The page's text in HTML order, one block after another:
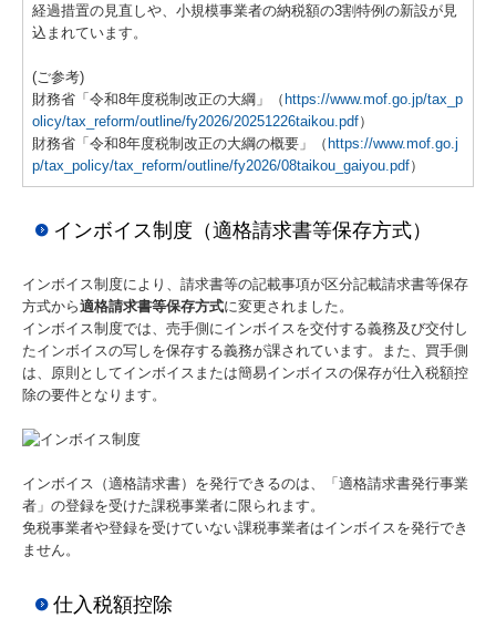
☆FX4 クラウドのご紹介
☆e21まいスターのご紹介
これまで開催したセミナー
お問合せ
関連リンク
リンク集
経過措置の見直しや、小規模事業者の納税額の3割特例の新設が見
込まれています。
(ご参考)
財務省「令和8年度税制改正の大綱」（https://www.mof.go.jp/tax_p
olicy/tax_reform/outline/fy2026/20251226taikou.pdf）
財務省「令和8年度税制改正の大綱の概要」（https://www.mof.go.j
p/tax_policy/tax_reform/outline/fy2026/08taikou_gaiyou.pdf）
インボイス制度（適格請求書等保存方式）
インボイス制度により、請求書等の記載事項が区分記載請求書等保存
方式から適格請求書等保存方式に変更されました。
インボイス制度では、売手側にインボイスを交付する義務及び交付し
たインボイスの写しを保存する義務が課されています。また、買手側
は、原則としてインボイスまたは簡易インボイスの保存が仕入税額控
除の要件となります。
インボイス（適格請求書）を発行できるのは、「適格請求書発行事業
者」の登録を受けた課税事業者に限られます。
免税事業者や登録を受けていない課税事業者はインボイスを発行でき
ません。
仕入税額控除